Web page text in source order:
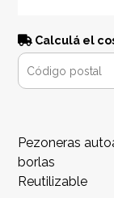
Calculá el
Pezoneras
borlas
Reutilizable